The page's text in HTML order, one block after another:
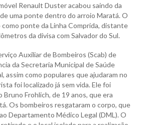
Renault Duster acabou saindo da
uma ponte dentro do arroio Maratá. O
ponte da Linha Comprida, distante
da divisa com Salvador do Sul.
Auxiliar de Bombeiros (Scab) de
da Secretaria Municipal de Saúde
assim como populares que ajudaram no
foi localizado já sem vida. Ele foi
Frohlich, de 19 anos, que era
Os bombeiros resgataram o corpo, que
Departamento Médico Legal (DML). O